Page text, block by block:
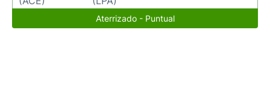
Aterrizado - Puntual